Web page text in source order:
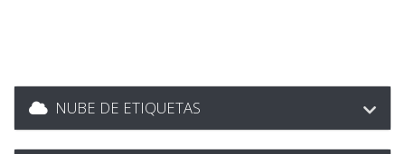
NUBE DE ETIQUETAS